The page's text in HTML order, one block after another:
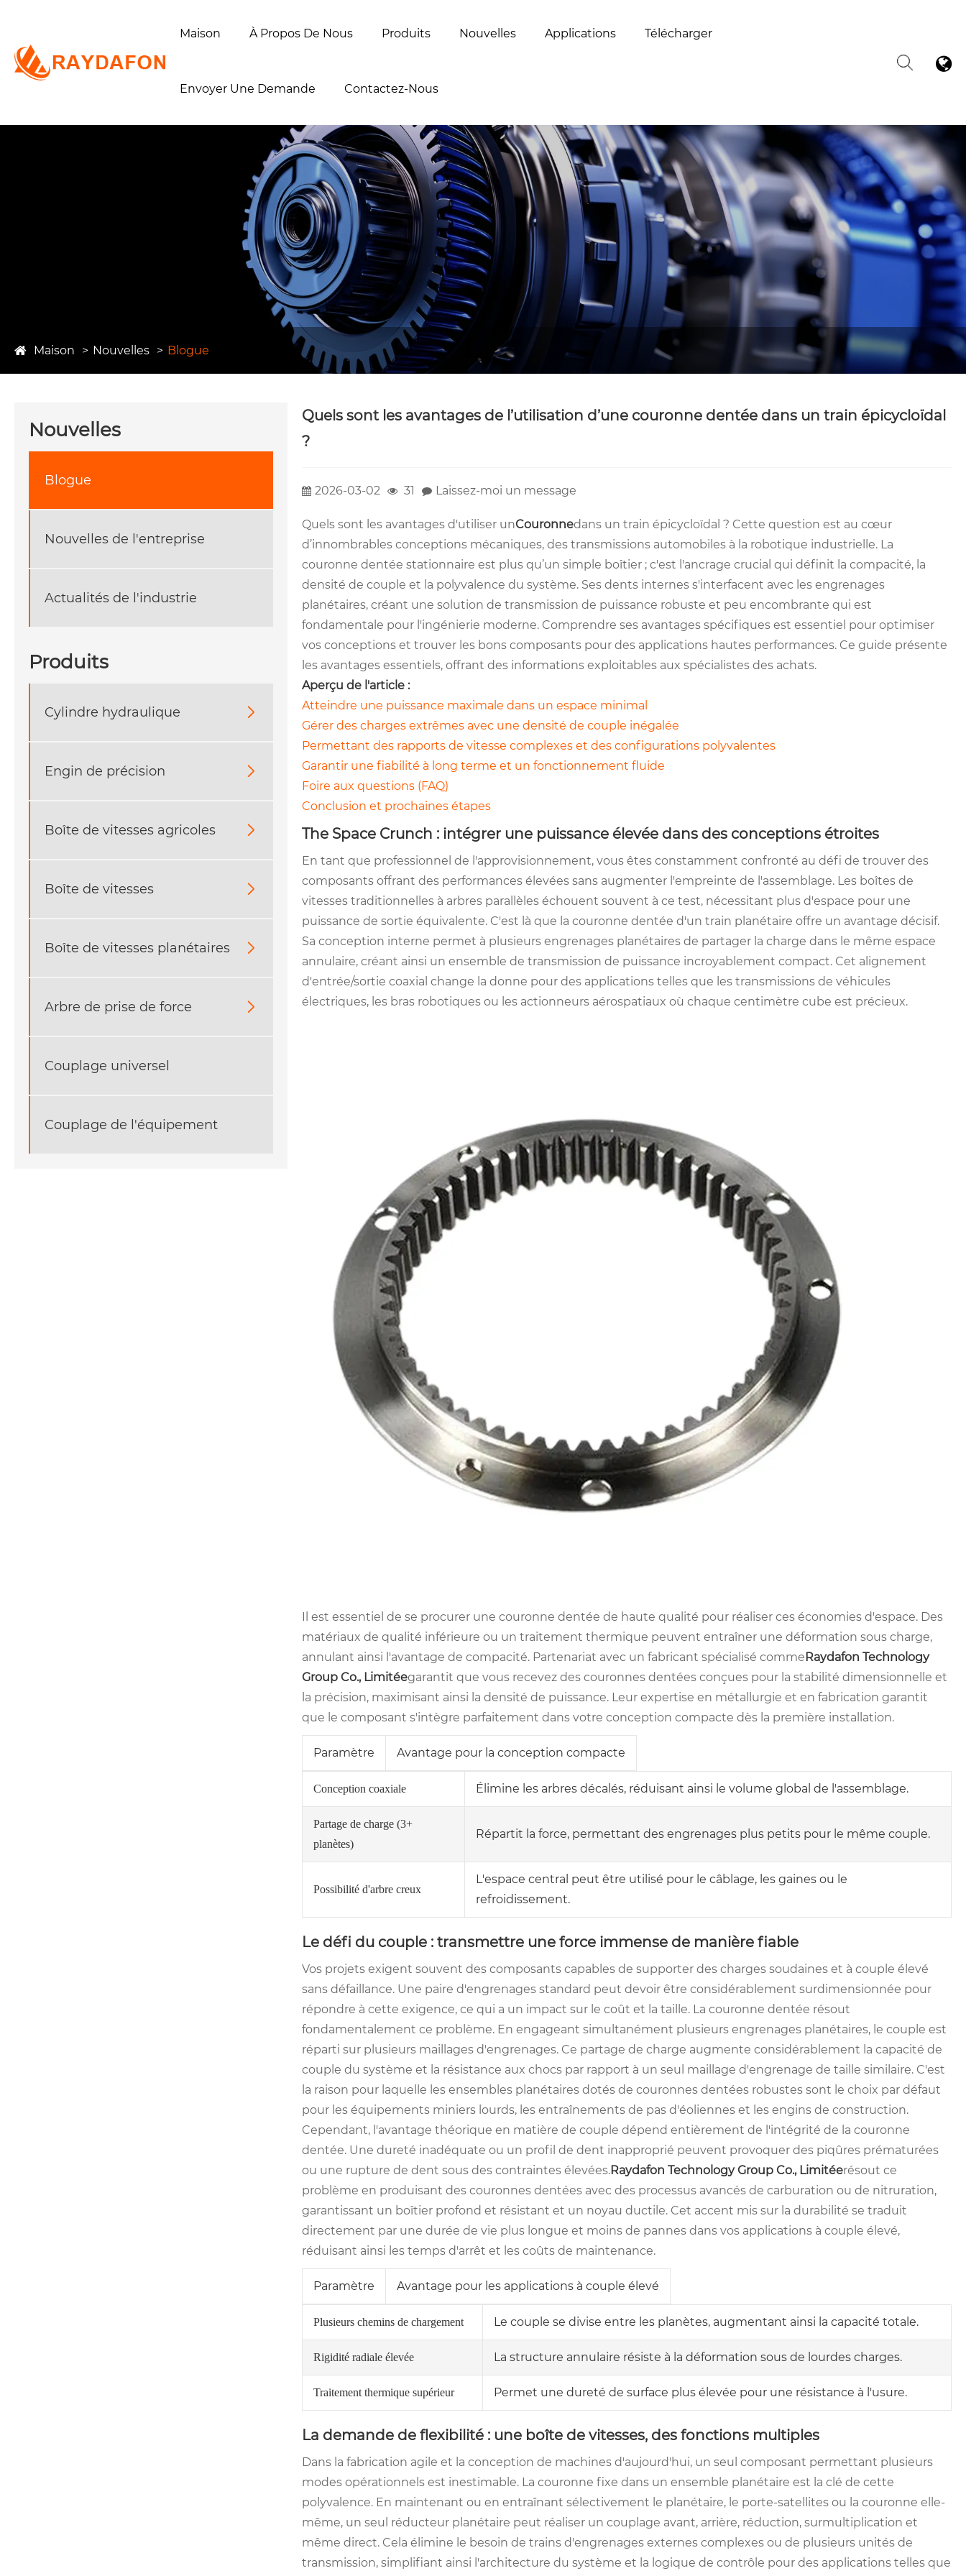
Maison À Propos De Nous Produits Nouvelles Applications Télécharger
Envoyer Une Demande Contactez-Nous
Maison Nouvelles Blogue
Nouvelles
Blogue
Nouvelles de l'entreprise
Actualités de l'industrie
Produits
Cylindre hydraulique 
Engin de précision 
Boîte de vitesses agricoles 
Boîte de vitesses 
Boîte de vitesses planétaires 
Arbre de prise de force 
Couplage universel
Couplage de l'équipement
Quels sont les avantages de l’utilisation d’une couronne dentée dans un train épicycloïdal
?
2026-03-02 31 Laissez-moi un message
Quels sont les avantages d'utiliser unCouronnedans un train épicycloïdal ? Cette question est au cœur
d’innombrables conceptions mécaniques, des transmissions automobiles à la robotique industrielle. La
couronne dentée stationnaire est plus qu’un simple boîtier ; c'est l'ancrage crucial qui définit la compacité, la
densité de couple et la polyvalence du système. Ses dents internes s'interfacent avec les engrenages
planétaires, créant une solution de transmission de puissance robuste et peu encombrante qui est
fondamentale pour l'ingénierie moderne. Comprendre ses avantages spécifiques est essentiel pour optimiser
vos conceptions et trouver les bons composants pour des applications hautes performances. Ce guide présente
les avantages essentiels, offrant des informations exploitables aux spécialistes des achats.
Aperçu de l'article :
Atteindre une puissance maximale dans un espace minimal
Gérer des charges extrêmes avec une densité de couple inégalée
Permettant des rapports de vitesse complexes et des configurations polyvalentes
Garantir une fiabilité à long terme et un fonctionnement fluide
Foire aux questions (FAQ)
Conclusion et prochaines étapes
The Space Crunch : intégrer une puissance élevée dans des conceptions étroites
En tant que professionnel de l'approvisionnement, vous êtes constamment confronté au défi de trouver des
composants offrant des performances élevées sans augmenter l'empreinte de l'assemblage. Les boîtes de
vitesses traditionnelles à arbres parallèles échouent souvent à ce test, nécessitant plus d'espace pour une
puissance de sortie équivalente. C'est là que la couronne dentée d'un train planétaire offre un avantage décisif.
Sa conception interne permet à plusieurs engrenages planétaires de partager la charge dans le même espace
annulaire, créant ainsi un ensemble de transmission de puissance incroyablement compact. Cet alignement
d'entrée/sortie coaxial change la donne pour des applications telles que les transmissions de véhicules
électriques, les bras robotiques ou les actionneurs aérospatiaux où chaque centimètre cube est précieux.
Il est essentiel de se procurer une couronne dentée de haute qualité pour réaliser ces économies d'espace. Des
matériaux de qualité inférieure ou un traitement thermique peuvent entraîner une déformation sous charge,
annulant ainsi l'avantage de compacité. Partenariat avec un fabricant spécialisé commeRaydafon Technology
Group Co., Limitéegarantit que vous recevez des couronnes dentées conçues pour la stabilité dimensionnelle et
la précision, maximisant ainsi la densité de puissance. Leur expertise en métallurgie et en fabrication garantit
que le composant s'intègre parfaitement dans votre conception compacte dès la première installation.
Paramètre Avantage pour la conception compacte
Conception coaxiale Élimine les arbres décalés, réduisant ainsi le volume global de l'assemblage.
Partage de charge (3+
planètes)
Répartit la force, permettant des engrenages plus petits pour le même couple.
Possibilité d'arbre creux
L'espace central peut être utilisé pour le câblage, les gaines ou le
refroidissement.
Le défi du couple : transmettre une force immense de manière fiable
Vos projets exigent souvent des composants capables de supporter des charges soudaines et à couple élevé
sans défaillance. Une paire d'engrenages standard peut devoir être considérablement surdimensionnée pour
répondre à cette exigence, ce qui a un impact sur le coût et la taille. La couronne dentée résout
fondamentalement ce problème. En engageant simultanément plusieurs engrenages planétaires, le couple est
réparti sur plusieurs maillages d'engrenages. Ce partage de charge augmente considérablement la capacité de
couple du système et la résistance aux chocs par rapport à un seul maillage d'engrenage de taille similaire. C'est
la raison pour laquelle les ensembles planétaires dotés de couronnes dentées robustes sont le choix par défaut
pour les équipements miniers lourds, les entraînements de pas d'éoliennes et les engins de construction.
Cependant, l'avantage théorique en matière de couple dépend entièrement de l'intégrité de la couronne
dentée. Une dureté inadéquate ou un profil de dent inapproprié peuvent provoquer des piqûres prématurées
ou une rupture de dent sous des contraintes élevées.Raydafon Technology Group Co., Limitéerésout ce
problème en produisant des couronnes dentées avec des processus avancés de carburation ou de nitruration,
garantissant un boîtier profond et résistant et un noyau ductile. Cet accent mis sur la durabilité se traduit
directement par une durée de vie plus longue et moins de pannes dans vos applications à couple élevé,
réduisant ainsi les temps d'arrêt et les coûts de maintenance.
Paramètre Avantage pour les applications à couple élevé
Plusieurs chemins de chargement Le couple se divise entre les planètes, augmentant ainsi la capacité totale.
Rigidité radiale élevée La structure annulaire résiste à la déformation sous de lourdes charges.
Traitement thermique supérieur Permet une dureté de surface plus élevée pour une résistance à l'usure.
La demande de flexibilité : une boîte de vitesses, des fonctions multiples
Dans la fabrication agile et la conception de machines d'aujourd'hui, un seul composant permettant plusieurs
modes opérationnels est inestimable. La couronne fixe dans un ensemble planétaire est la clé de cette
polyvalence. En maintenant ou en entraînant sélectivement le planétaire, le porte-satellites ou la couronne elle-
même, un seul réducteur planétaire peut réaliser un couplage avant, arrière, réduction, surmultiplication et
même direct. Cela élimine le besoin de trains d'engrenages externes complexes ou de plusieurs unités de
transmission, simplifiant ainsi l'architecture du système et la logique de contrôle pour des applications telles que